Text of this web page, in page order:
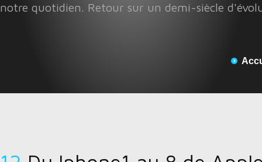
notre quotidien. Retour sur un demi-siècle